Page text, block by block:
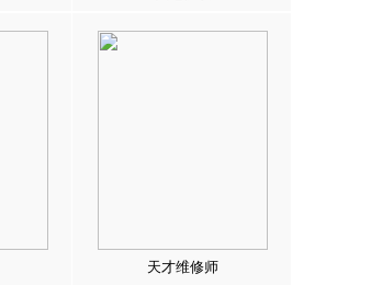
天才维修师